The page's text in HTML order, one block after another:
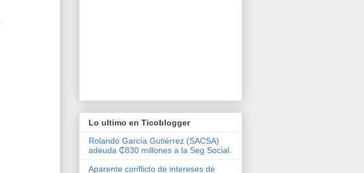
Lo ultimo en Ticoblogger
Rolando García Gutiérrez (SACSA)
adeuda ₵830 millones a la Seg Social.
Aparente conflicto de intereses de